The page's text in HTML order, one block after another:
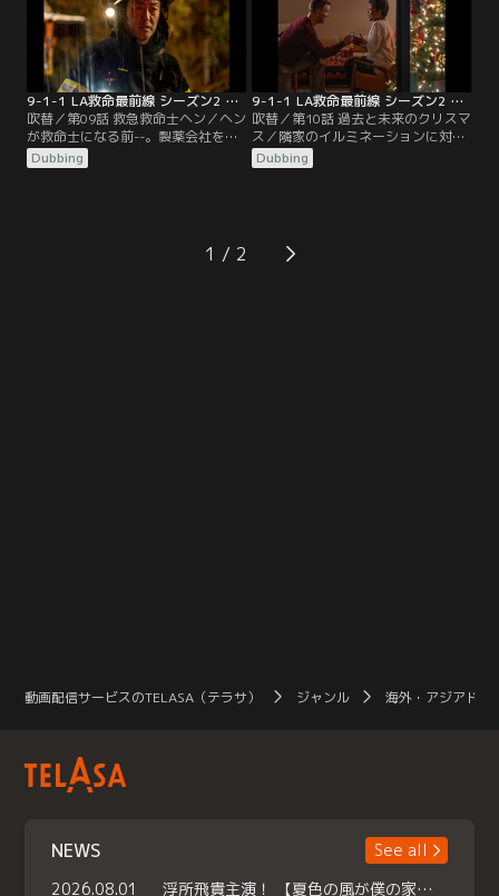
れる。エディは別居していた妻と再
会し、バックはアビーの帰りをこの
まま待つべきか悩み、決断を下す。
ていた。そんなある日、バーで偶
然、リポーターのテイラー･ケリー
と出会うのだった…。
9-1-1 LA救命最前線 シーズン2 第09話／吹替
吹替／第09話 救急救命士ヘン／ヘン
が救命士になる前--。製薬会社を辞
め、救急救命士を志したヘンは過酷
な訓練に耐え、晴れて118分署の配
アシーナに出会い、友情が芽生え
る。新米として奮闘しつつも自らの
Dubbing
9-1-1 LA救命最前線 シーズン2 第10話／吹替
吹替／第10話 過去と未来のクリスマ
ス／隣家のイルミネーションに対抗
しようとした男性が負傷。オモチャ
倉庫では作業員が箱詰めされるアク
について悩んでいた。バックとチム
ニーはマディを元気づけようとツリ
Dubbing
1
動画配信サービスのTELASA（テラサ） ジャンル 海外・アジアドラ
NEWS
See all
2026.08.01
浮所飛貴主演！ 【夏色の風が僕の家にやってきた】 本日よりテラサで独占配信スタート！